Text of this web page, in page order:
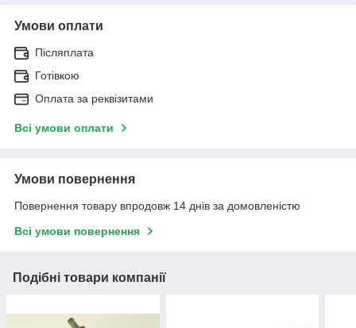
Умови оплати
Післяплата
Готівкою
Оплата за реквізитами
Всі умови оплати
Умови повернення
Повернення товару впродовж 14 днів за домовленістю
Всі умови повернення
Подібні товари компанії